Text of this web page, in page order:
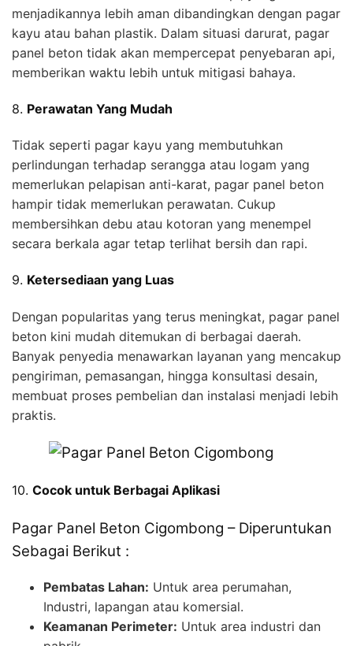
menjadikannya lebih aman dibandingkan dengan pagar
kayu atau bahan plastik. Dalam situasi darurat, pagar
panel beton tidak akan mempercepat penyebaran api,
memberikan waktu lebih untuk mitigasi bahaya.
8. Perawatan Yang Mudah
Tidak seperti pagar kayu yang membutuhkan
perlindungan terhadap serangga atau logam yang
memerlukan pelapisan anti-karat, pagar panel beton
hampir tidak memerlukan perawatan. Cukup
membersihkan debu atau kotoran yang menempel
secara berkala agar tetap terlihat bersih dan rapi.
9. Ketersediaan yang Luas
Dengan popularitas yang terus meningkat, pagar panel
beton kini mudah ditemukan di berbagai daerah.
Banyak penyedia menawarkan layanan yang mencakup
pengiriman, pemasangan, hingga konsultasi desain,
membuat proses pembelian dan instalasi menjadi lebih
praktis.
10. Cocok untuk Berbagai Aplikasi
Pagar Panel Beton Cigombong – Diperuntukan
Sebagai Berikut :
Pembatas Lahan: Untuk area perumahan,
Industri, lapangan atau komersial.
Keamanan Perimeter: Untuk area industri dan